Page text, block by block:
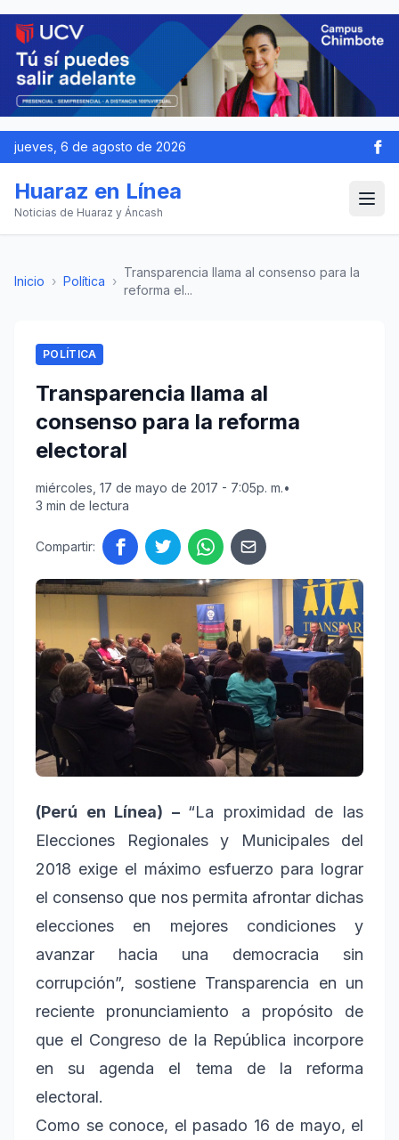
jueves, 6 de agosto de 2026
Huaraz en Línea
Noticias de Huaraz y Áncash
Inicio › Política ›
Transparencia llama al consenso para la
reforma el...
POLÍTICA
Transparencia llama al
consenso para la reforma
electoral
miércoles, 17 de mayo de 2017 - 7:05p. m.•
3 min de lectura
Compartir:
(Perú en Línea) – “La proximidad de las
Elecciones Regionales y Municipales del
2018 exige el máximo esfuerzo para lograr
el consenso que nos permita afrontar dichas
elecciones en mejores condiciones y
avanzar hacia una democracia sin
corrupción”, sostiene Transparencia en un
reciente pronunciamiento a propósito de
que el Congreso de la República incorpore
en su agenda el tema de la reforma
electoral.
Como se conoce, el pasado 16 de mayo, el